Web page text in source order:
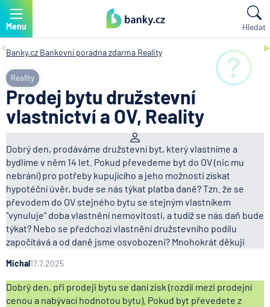
Menu Hledat
Banky.cz Bankovní poradna zdarma Reality
Reality
Prodej bytu družstevní
vlastnictví a OV, Reality
Dobrý den, prodáváme družstevní byt, který vlastníme a
bydlíme v něm 14 let. Pokud převedeme byt do OV (nic mu
nebrání) pro potřeby kupujícího a jeho možnosti získat
hypotéční úvěr, bude se nás týkat platba daně? Tzn. že se
převodem do OV stejného bytu se stejným vlastníkem
"vynuluje" doba vlastnění nemovitosti, a tudíž se nás daň bude
týkat? Nebo se předchozí vlastnění družstevního podílu
započítává a od daně jsme osvobozeni? Mnohokrát děkuji
Michal17.7.2025
Dobrý den, při prodeji bytu se daní zisk (rozdíl mezi prodejní
cenou a nabývací hodnotou bytu). Pokud byt převedete z